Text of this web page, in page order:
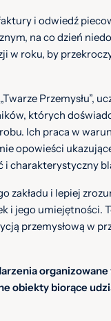
i odwiedź
na co dzień
w roku, by
Przemysłu”,
których
Ich praca w
opowieści
i charakterystyczny
zakładu i lepiej
i jego umiejętności.
przemysłową w
organizowane
obiekty biorące